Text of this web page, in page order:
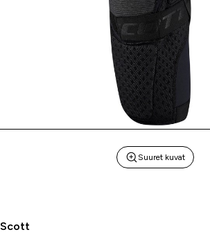
Suuret kuvat
Scott
SCOTT Knee Guard Softcon Hybrid black L